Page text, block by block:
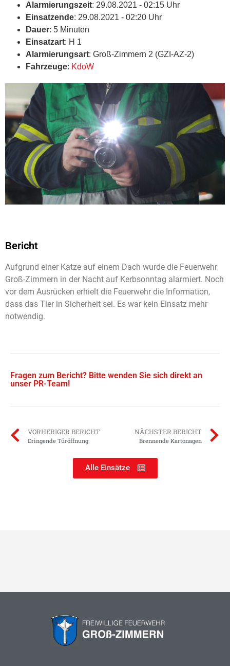
Alarmierungszeit: 29.08.2021 - 02:15 Uhr
Einsatzende: 29.08.2021 - 02:20 Uhr
Dauer: 5 Minuten
Einsatzart: H 1
Alarmierungsart: Groß-Zimmern 2 (GZI-AZ-2)
Fahrzeuge: KdoW
Bericht
Aufgrund einer Katze auf einem Dach wurde die Feuerwehr
Groß-Zimmern in der Nacht auf Kerbsonntag alarmiert. Noch
vor dem Ausrücken erhielt die Feuerwehr die Information,
dass das Tier in Sicherheit sei. Es war kein Einsatz mehr
notwendig.
Fragen zum Bericht? Bitte wenden Sie sich direkt an
unser PR-Team!
VORHERIGER BERICHT
Dringende Türöffnung
NÄCHSTER BERICHT
Brennende Kartonagen
Alle Einsätze